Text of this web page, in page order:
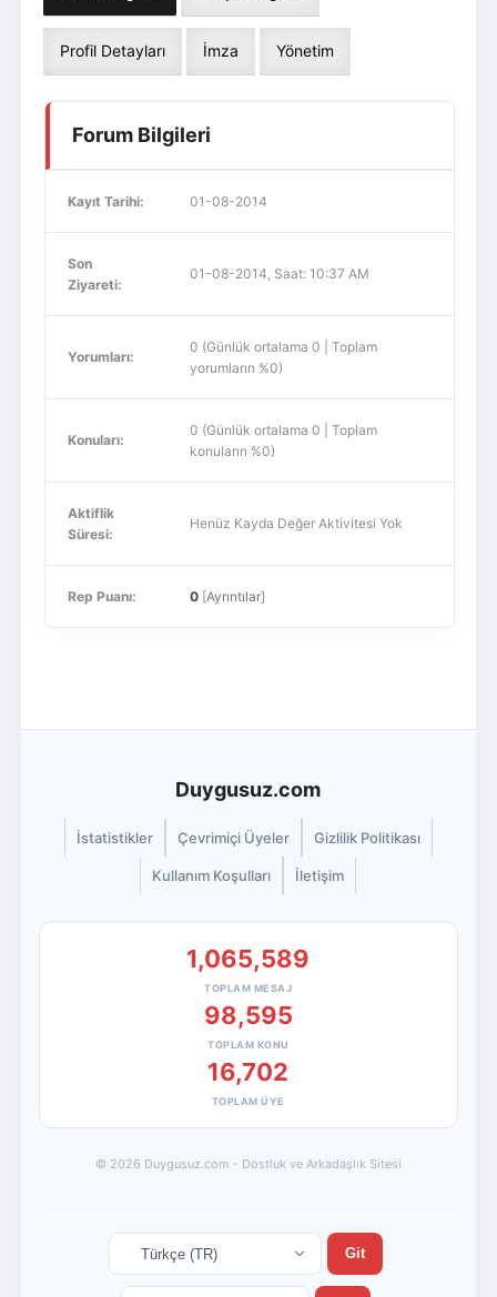
Profil Detayları İmza Yönetim
Forum Bilgileri
Kayıt Tarihi: 01-08-2014
Son
Ziyareti:
01-08-2014, Saat: 10:37 AM
Yorumları:
0 (Günlük ortalama 0 | Toplam
yorumların %0)
Konuları:
0 (Günlük ortalama 0 | Toplam
konuların %0)
Aktiflik
Süresi:
Henüz Kayda Değer Aktivitesi Yok
Rep Puanı: 0[Ayrıntılar]
Duygusuz.com
İstatistikler Çevrimiçi Üyeler Gizlilik Politikası
Kullanım Koşulları İletişim
1,065,589
TOPLAM MESAJ
98,595
TOPLAM KONU
16,702
TOPLAM ÜYE
© 2026 Duygusuz.com - Dostluk ve Arkadaşlık Sitesi